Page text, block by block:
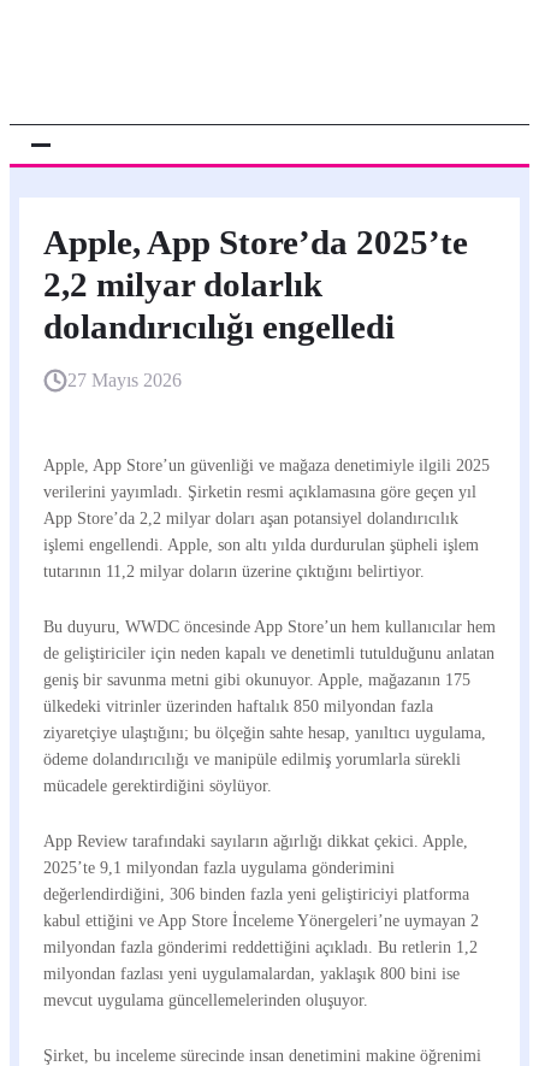
Apple, App Store’da 2025’te
2,2 milyar dolarlık
dolandırıcılığı engelledi
27 Mayıs 2026
Apple, App Store’un güvenliği ve mağaza denetimiyle ilgili 2025
verilerini yayımladı. Şirketin resmi açıklamasına göre geçen yıl
App Store’da 2,2 milyar doları aşan potansiyel dolandırıcılık
işlemi engellendi. Apple, son altı yılda durdurulan şüpheli işlem
tutarının 11,2 milyar doların üzerine çıktığını belirtiyor.
Bu duyuru, WWDC öncesinde App Store’un hem kullanıcılar hem
de geliştiriciler için neden kapalı ve denetimli tutulduğunu anlatan
geniş bir savunma metni gibi okunuyor. Apple, mağazanın 175
ülkedeki vitrinler üzerinden haftalık 850 milyondan fazla
ziyaretçiye ulaştığını; bu ölçeğin sahte hesap, yanıltıcı uygulama,
ödeme dolandırıcılığı ve manipüle edilmiş yorumlarla sürekli
mücadele gerektirdiğini söylüyor.
App Review tarafındaki sayıların ağırlığı dikkat çekici. Apple,
2025’te 9,1 milyondan fazla uygulama gönderimini
değerlendirdiğini, 306 binden fazla yeni geliştiriciyi platforma
kabul ettiğini ve App Store İnceleme Yönergeleri’ne uymayan 2
milyondan fazla gönderimi reddettiğini açıkladı. Bu retlerin 1,2
milyondan fazlası yeni uygulamalardan, yaklaşık 800 bini ise
mevcut uygulama güncellemelerinden oluşuyor.
Şirket, bu inceleme sürecinde insan denetimini makine öğrenimi